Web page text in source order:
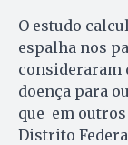
O estudo
espalha nos
consideraram
doença para
que em
Distrito